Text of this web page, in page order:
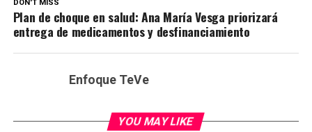
DON'T MISS
Plan de choque en salud: Ana María Vesga priorizará
entrega de medicamentos y desfinanciamiento
Enfoque TeVe
YOU MAY LIKE